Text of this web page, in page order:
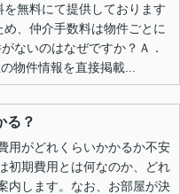
無料にて提供しております
、仲介手数料は物件ごとに
ないのはなぜですか？Ａ．
物件情報を直接掲載...
る？
用がどれくらいかかるか不安
初期費用とは何なのか、どれ
内します。なお、お部屋が決